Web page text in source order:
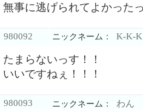
無事に逃げられてよかった
980092 ニックネーム： K-K-K
たまらないっす！！
いいですねぇ！！！
980093 ニックネーム： わん